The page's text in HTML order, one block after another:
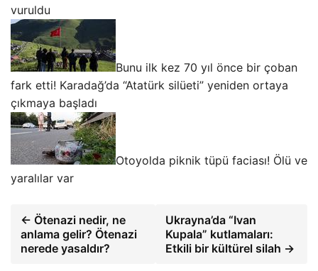
vuruldu
Bunu ilk kez 70 yıl önce bir çoban
fark etti! Karadağ’da “Atatürk silüeti” yeniden ortaya
çıkmaya başladı
Otoyolda piknik tüpü faciası! Ölü ve
yaralılar var
← Ötenazi nedir, ne
anlama gelir? Ötenazi
nerede yasaldır?
Ukrayna’da “Ivan
Kupala” kutlamaları:
Etkili bir kültürel silah →